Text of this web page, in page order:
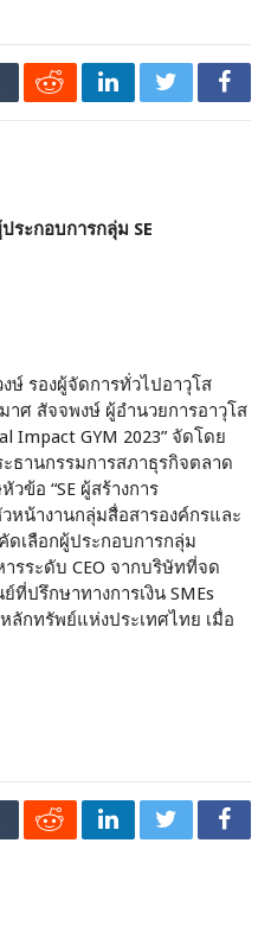
ระกอบการกลุ่ม SE
ษ์ รองผู้จัดการทั่วไปอาวุโส
ศ สัจจพงษ์ ผู้อำนวยการอาวุโส
Impact GYM 2023” จัดโดย
ธานกรรมการสภาธุรกิจตลาด
ข้อ “SE ผู้สร้างการ
หน้างานกลุ่มสื่อสารองค์กรและ
เลือกผู้ประกอบการกลุ่ม
รระดับ CEO จากบริษัทที่จด
ปรึกษาทางการเงิน SMEs
ลักทรัพย์แห่งประเทศไทย เมื่อ